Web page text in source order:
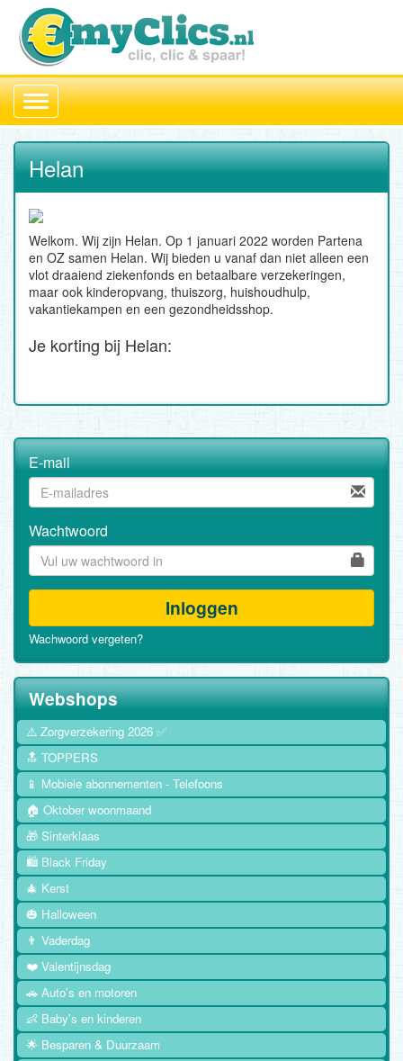
Toggle
navigation
Helan
Welkom. Wij zijn Helan. Op 1 januari 2022 worden Partena
en OZ samen Helan. Wij bieden u vanaf dan niet alleen een
vlot draaiend ziekenfonds en betaalbare verzekeringen,
maar ook kinderopvang, thuiszorg, huishoudhulp,
vakantiekampen en een gezondheidsshop.
Je korting bij Helan:
E-mail
Wachtwoord
Inloggen
Wachwoord vergeten?
Webshops
⚠️ Zorgverzekering 2026 ✅
🔝 TOPPERS
📱 Mobiele abonnementen - Telefoons
🏠 Oktober woonmaand
🎁 Sinterklaas
🛍️ Black Friday
🎄 Kerst
🎃 Halloween
👨 Vaderdag
❤️ Valentijnsdag
🚗 Auto's en motoren
👶 Baby's en kinderen
🌟 Besparen & Duurzaam